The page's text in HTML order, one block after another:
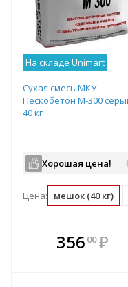
На складе Unimart
Сухая смесь МКУ
Пескобетон М-300
40 кг
Хорошая цена!
Цена: мешок (40 кг)
356 00 ₽
В
всегда